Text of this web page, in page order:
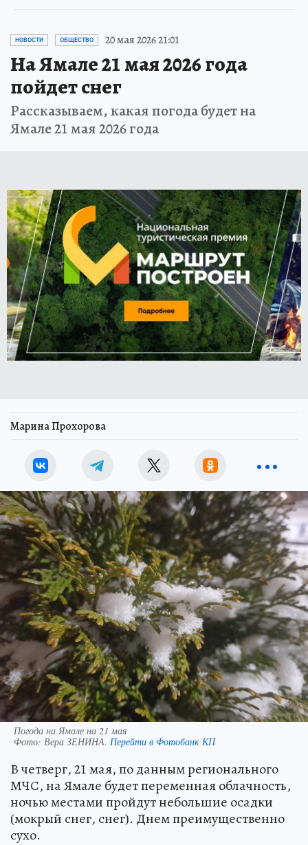
НОВОСТИ ОБЩЕСТВО 20 мая 2026 21:01
На Ямале 21 мая 2026 года
пойдет снег
Рассказываем, какая погода будет на
Ямале 21 мая 2026 года
Марина Прохорова
Погода на Ямале на 21 мая
Фото: Вера ЗЕНИНА. Перейти в Фотобанк КП
В четверг, 21 мая, по данным регионального
МЧС, на Ямале будет переменная облачность,
ночью местами пройдут небольшие осадки
(мокрый снег, снег). Днем преимущественно
сухо.